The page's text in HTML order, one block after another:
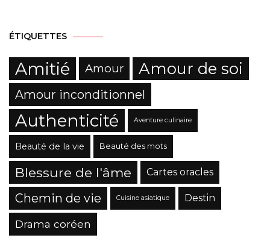
ÉTIQUETTES
Amitié Amour Amour de soi
Amour inconditionnel
Authenticité Aventure culinaire
Beauté de la vie Beauté des mots
Blessure de l'âme Cartes oracles
Chemin de vie Cuisine asiatique Destin
Drama coréen